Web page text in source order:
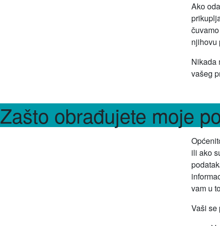
Ako
njihovu
Nikada
vašeg
Zašto obrađujete moje
ili ako
vam u
Vaši se